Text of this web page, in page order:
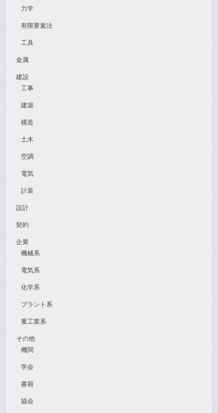
力学
有限要素法
工具
金属
建設
工事
建築
構造
土木
空調
電気
計装
設計
契約
企業
機械系
電気系
化学系
プラント系
重工業系
その他
機関
学会
書籍
協会